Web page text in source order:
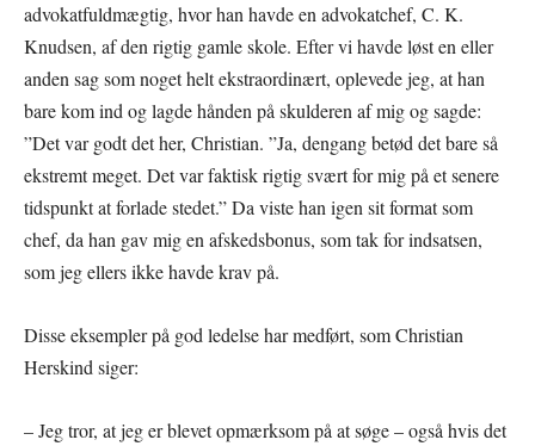
advokatfuldmægtig, hvor han havde en advokatchef, C. K.
Knudsen, af den rigtig gamle skole. Efter vi havde løst en eller
anden sag som noget helt ekstraordinært, oplevede jeg, at han
bare kom ind og lagde hånden på skulderen af mig og sagde:
”Det var godt det her, Christian. ”Ja, dengang betød det bare så
ekstremt meget. Det var faktisk rigtig svært for mig på et senere
tidspunkt at forlade stedet.” Da viste han igen sit format som
chef, da han gav mig en afskedsbonus, som tak for indsatsen,
som jeg ellers ikke havde krav på.
Disse eksempler på god ledelse har medført, som Christian
Herskind siger:
– Jeg tror, at jeg er blevet opmærksom på at søge – også hvis det